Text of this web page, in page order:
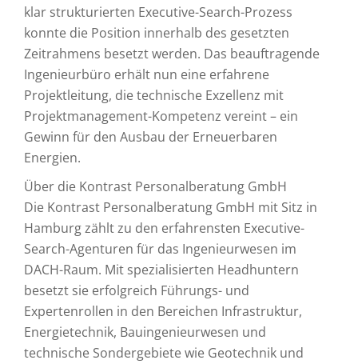
klar strukturierten Executive-Search-Prozess
konnte die Position innerhalb des gesetzten
Zeitrahmens besetzt werden. Das beauftragende
Ingenieurbüro erhält nun eine erfahrene
Projektleitung, die technische Exzellenz mit
Projektmanagement-Kompetenz vereint – ein
Gewinn für den Ausbau der Erneuerbaren
Energien.
Über die Kontrast Personalberatung GmbH
Die Kontrast Personalberatung GmbH mit Sitz in
Hamburg zählt zu den erfahrensten Executive-
Search-Agenturen für das Ingenieurwesen im
DACH-Raum. Mit spezialisierten Headhuntern
besetzt sie erfolgreich Führungs- und
Expertenrollen in den Bereichen Infrastruktur,
Energietechnik, Bauingenieurwesen und
technische Sondergebiete wie Geotechnik und